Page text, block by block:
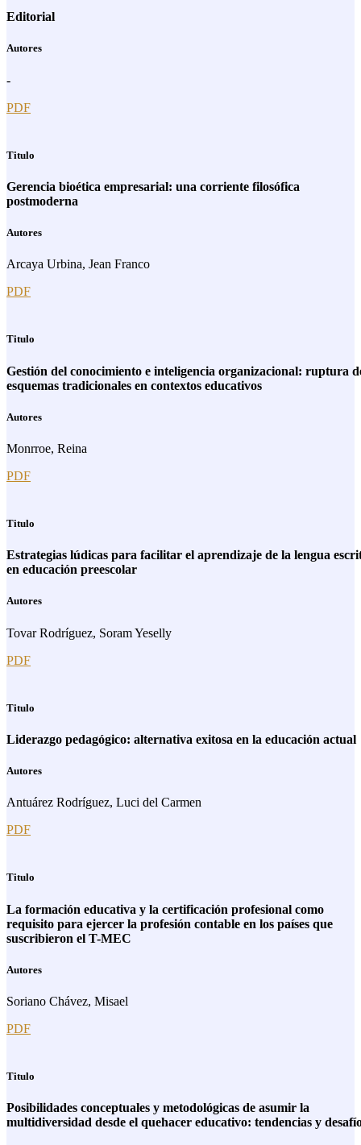
Editorial
Autores
-
PDF
Titulo
Gerencia bioética empresarial: una corriente filosófica
postmoderna
Autores
Arcaya Urbina, Jean Franco
PDF
Titulo
Gestión del conocimiento e inteligencia organizacional: ruptura
esquemas tradicionales en contextos educativos
Autores
Monrroe, Reina
PDF
Titulo
Estrategias lúdicas para facilitar el aprendizaje de la lengua
en educación preescolar
Autores
Tovar Rodríguez, Soram Yeselly
PDF
Titulo
Liderazgo pedagógico: alternativa exitosa en la educación actual
Autores
Antuárez Rodríguez, Luci del Carmen
PDF
Titulo
La formación educativa y la certificación profesional como
requisito para ejercer la profesión contable en los países que
suscribieron el T-MEC
Autores
Soriano Chávez, Misael
PDF
Titulo
Posibilidades conceptuales y metodológicas de asumir la
multidiversidad desde el quehacer educativo: tendencias y